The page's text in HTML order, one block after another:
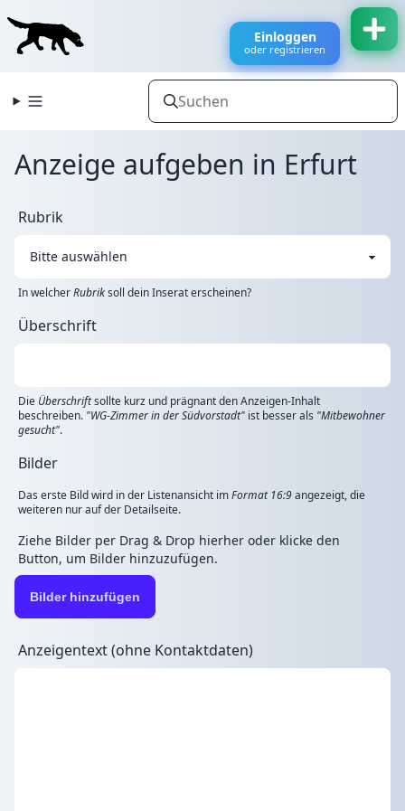
Einloggen
oder registrieren
Anzeige aufgeben in Erfurt
Rubrik
In welcherRubriksoll dein Inserat erscheinen?
Überschrift
Die Überschriftsollte kurz und prägnant den Anzeigen-Inhalt
beschreiben. "WG-Zimmer in der Südvorstadt" ist besser als "Mitbewohner
gesucht".
Bilder
Das erste Bild wird in der Listenansicht imFormat 16:9angezeigt, die
weiteren nur auf der Detailseite.
Ziehe Bilder per Drag & Drop hierher oder klicke den
Button, um Bilder hinzuzufügen.
Bilder hinzufügen
Anzeigentext (ohne Kontaktdaten)